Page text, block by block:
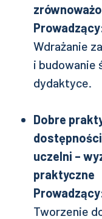
Wdrażanie
i budowanie
dydaktyce.
Dobre
uczelni –
praktyczne
Tworzenie